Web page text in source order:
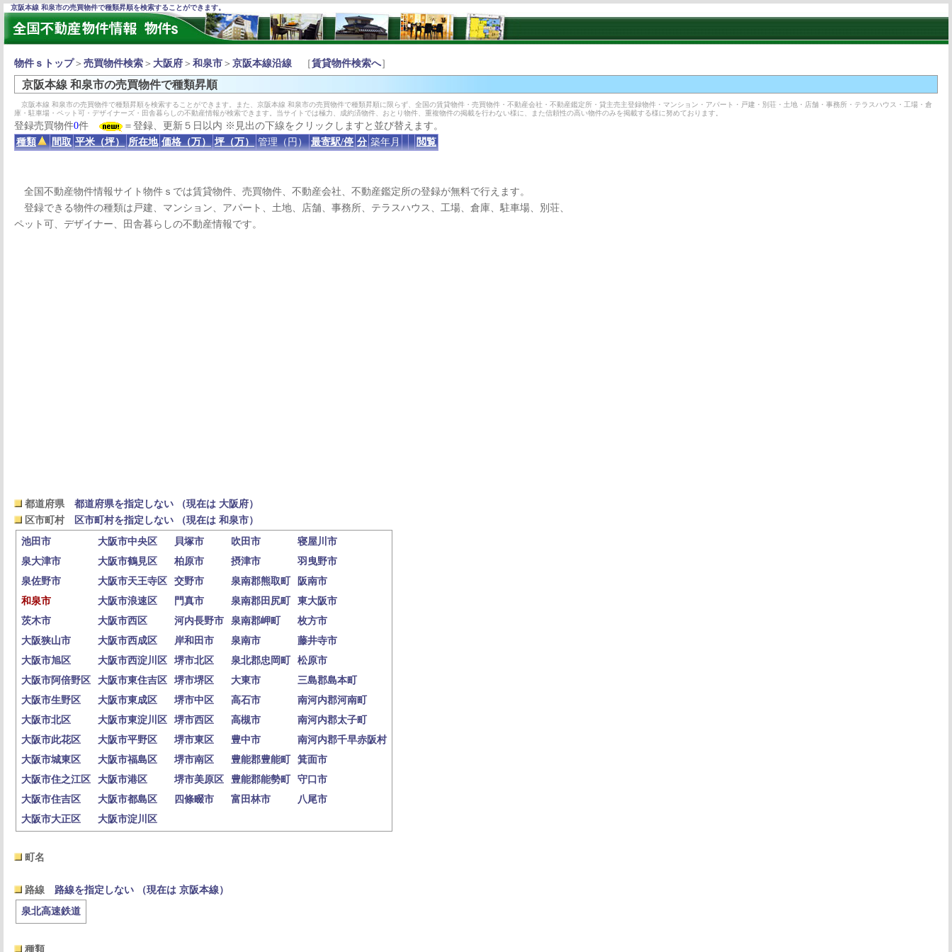
京阪本線 和泉市の売買物件で種類昇順を検索することができます。
物件ｓトップ＞ 売買物件検索 ＞ 大阪府 ＞ 和泉市 ＞ 京阪本線沿線 ［賃貸物件検索へ］
京阪本線 和泉市の売買物件で種類昇順
京阪本線 和泉市の売買物件で種類昇順を検索することができます。また、京阪本線 和泉市の売買物件で種類昇順に限らず、全国の賃貸物件・売買物件・不動産会社・不動産鑑定所・貸主売主登録物件・マンション・アパート・戸建・別荘・土地・店舗・事務所・テラスハウス・工場・倉
庫・駐車場・ペット可・デザイナーズ・田舎暮らしの不動産情報が検索できます。当サイトでは極力、成約済物件、おとり物件、重複物件の掲載を行わない様に、また信頼性の高い物件のみを掲載する様に努めております。
登録売買物件0件
＝登録、更新５日以内 ※見出の下線をクリックしますと並び替えます。
種類
間取 平米（坪） 所在地 価格（万） 坪（万） 管理（円） 最寄駅/停 分 築年月 閲覧
全国不動産物件情報サイト物件ｓでは賃貸物件、売買物件、不動産会社、不動産鑑定所の登録が無料で行えます。
登録できる物件の種類は戸建、マンション、アパート、土地、店舗、事務所、テラスハウス、工場、倉庫、駐車場、別荘、
ペット可、デザイナー、田舎暮らしの不動産情報です。
都道府県
都道府県を指定しない （現在は 大阪府）
区市町村
区市町村を指定しない （現在は 和泉市）
池田市
大阪市中央区 貝塚市 吹田市
寝屋川市
泉大津市
大阪市鶴見区 柏原市 摂津市
羽曳野市
泉佐野市
大阪市天王寺区 交野市 泉南郡熊取町
阪南市
和泉市
大阪市浪速区 門真市 泉南郡田尻町
東大阪市
茨木市
大阪市西区 河内長野市 泉南郡岬町
枚方市
大阪狭山市
大阪市西成区 岸和田市 泉南市
藤井寺市
大阪市旭区
大阪市西淀川区 堺市北区 泉北郡忠岡町
松原市
大阪市阿倍野区
大阪市東住吉区 堺市堺区 大東市
三島郡島本町
大阪市生野区
大阪市東成区 堺市中区 高石市
南河内郡河南町
大阪市北区
大阪市東淀川区 堺市西区 高槻市
南河内郡太子町
大阪市此花区
大阪市平野区 堺市東区 豊中市
南河内郡千早赤阪村
大阪市城東区
大阪市福島区 堺市南区 豊能郡豊能町
箕面市
大阪市住之江区
大阪市港区 堺市美原区 豊能郡能勢町
守口市
大阪市住吉区
大阪市都島区 四條畷市 富田林市
八尾市
大阪市大正区
大阪市淀川区
町名
路線
路線を指定しない （現在は 京阪本線）
泉北高速鉄道
種類